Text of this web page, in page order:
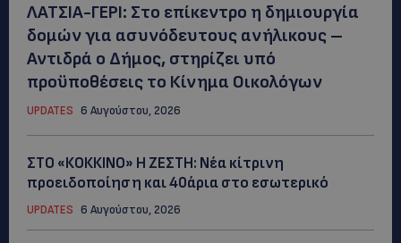
ΛΑΤΣΙΑ-ΓΕΡΙ: Στο επίκεντρο η δημιουργία
δομών για ασυνόδευτους ανήλικους –
Αντιδρά ο Δήμος, στηρίζει υπό
προϋποθέσεις το Κίνημα Οικολόγων
UPDATES 6 Αυγούστου, 2026
ΣΤΟ «ΚΟΚΚΙΝΟ» Η ΖΕΣΤΗ: Νέα κίτρινη
προειδοποίηση και 40άρια στο εσωτερικό
UPDATES 6 Αυγούστου, 2026